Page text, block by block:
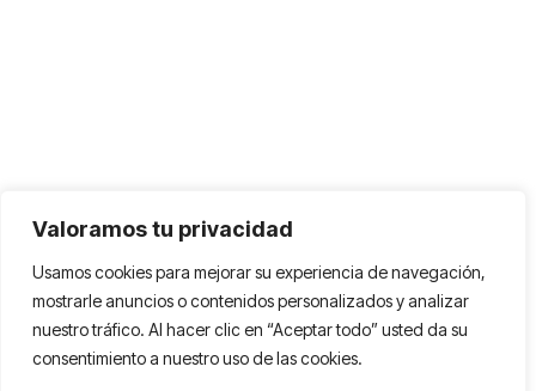
Valoramos tu privacidad
Usamos cookies para mejorar su experiencia de navegación,
mostrarle anuncios o contenidos personalizados y analizar
nuestro tráfico. Al hacer clic en “Aceptar todo” usted da su
consentimiento a nuestro uso de las cookies.